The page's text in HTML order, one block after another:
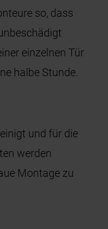
so, dass
einzelnen Tür
halbe Stunde.
und für die
werden
Montage zu